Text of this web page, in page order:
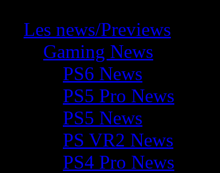
Les news/Previews
Gaming News
PS6 News
PS5 Pro News
PS5 News
PS VR2 News
PS4 Pro News